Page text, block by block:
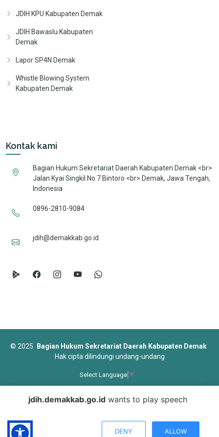
JDIH KPU Kabupaten Demak
JDIH Bawaslu Kabupaten
Demak
Lapor SP4N Demak
Whistle Blowing System
Kabupaten Demak
Kontak kami
Bagian Hukum Sekretariat Daerah Kabupaten Demak <br>
Jalan Kyai Singkil No.7 Bintoro <br> Demak, Jawa Tengah,
Indonesia
0896-2810-9084
jdih@demakkab.go.id
© 2025
Bagian Hukum Sekretariat Daerah Kabupaten Demak
Hak cipta dilindungi undang-undang
Select Language ▼
jdih.demakkab.go.idwants to play speech
DENY ALLOW